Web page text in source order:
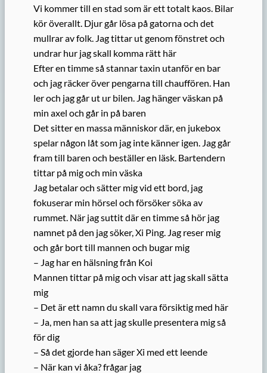
Vi kommer till en stad som är ett totalt kaos. Bilar
kör överallt. Djur går lösa på gatorna och det
mullrar av folk. Jag tittar ut genom fönstret och
undrar hur jag skall komma rätt här
Efter en timme så stannar taxin utanför en bar
och jag räcker över pengarna till chauffören. Han
ler och jag går ut ur bilen. Jag hänger väskan på
min axel och går in på baren
Det sitter en massa människor där, en jukebox
spelar någon låt som jag inte känner igen. Jag går
fram till baren och beställer en läsk. Bartendern
tittar på mig och min väska
Jag betalar och sätter mig vid ett bord, jag
fokuserar min hörsel och försöker söka av
rummet. När jag suttit där en timme så hör jag
namnet på den jag söker, Xi Ping. Jag reser mig
och går bort till mannen och bugar mig
– Jag har en hälsning från Koi
Mannen tittar på mig och visar att jag skall sätta
mig
– Det är ett namn du skall vara försiktig med här
– Ja, men han sa att jag skulle presentera mig så
för dig
– Så det gjorde han säger Xi med ett leende
– När kan vi åka? frågar jag